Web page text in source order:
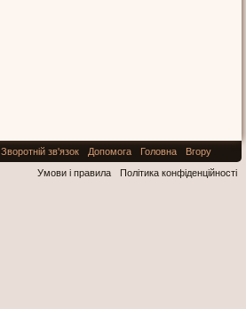
Зворотній зв'язок Допомога Головна
Вгору
Умови і правила
Політика конфіденційності